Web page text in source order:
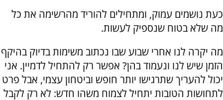
כעת נושמים עמוק, ומתחילים להוריד מהרשימה את כל
מה שלא בטוח שנספיק לעשות.
מה יקרה לנו אחרי שבוע שבו נכתוב משימות בדיוק בהיקף
הזמן שיש לנו ונעמוד בהן? אפשר רק להתחיל לדמיין. אני
יכול להעריך שתרגישו יותר חופש וביטחון עצמי, אבל פרט
לתחושות הטובות יתחיל לצמוח משהו חדש: לא רק לקבל